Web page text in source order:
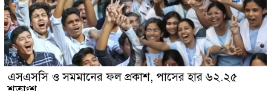
এসএসসি ও সমমানের ফল প্রকাশ, পাসের হার ৬২.২৫